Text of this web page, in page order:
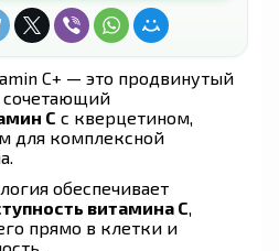
C+ — это продвинутый
C с кверцетином,
для комплексной
обеспечивает
витамина C
прямо в клетки и